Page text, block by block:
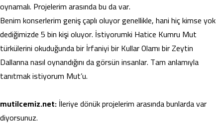
oynamalı. Projelerim arasında bu da var.
Benim konserlerim geniş çaplı oluyor genellikle, hani hiç kimse yok
dediğimizde 5 bin kişi oluyor. İstiyorumki Hatice Kumru Mut
türkülerini okuduğunda bir İrfaniyi bir Kullar Olamı bir Zeytin
Dallarına nasıl oynandığını da görsün insanlar. Tam anlamıyla
tanıtmak istiyorum Mut’u.
mutilcemiz.net:İleriye dönük projelerim arasında bunlarda var
diyorsunuz.